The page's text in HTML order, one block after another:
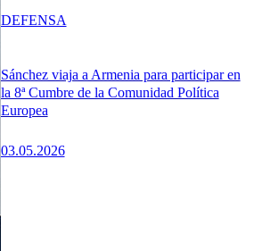
Sánchez viaja a Armenia para participar en
la 8ª Cumbre de la Comunidad Política
Europea
03.05.2026
DEFENSA